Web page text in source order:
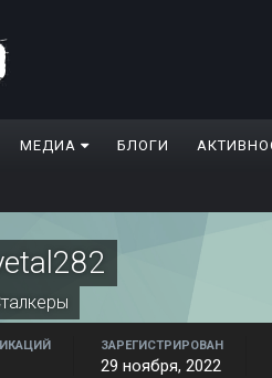
МЕДИА БЛОГИ
ЗАРЕГИСТРИРОВАН
29 ноября, 2022